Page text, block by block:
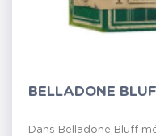
BELLADONE
Dans Belladone Bluff